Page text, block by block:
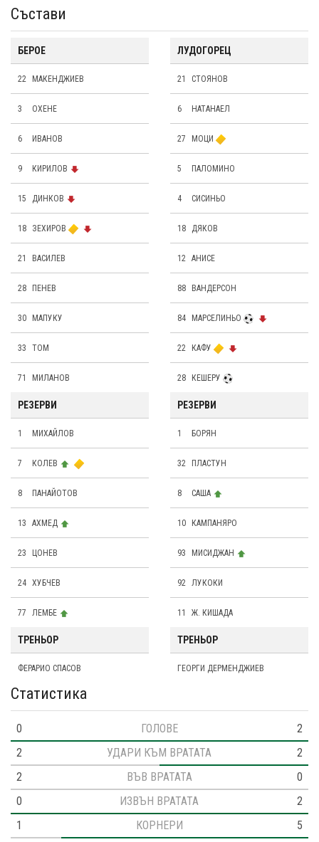
Състави
БЕРОЕ
22 МАКЕНДЖИЕВ
3 ОХЕНЕ
6 ИВАНОВ
9 КИРИЛОВ
15 ДИНКОВ
18 ЗЕХИРОВ
21 ВАСИЛЕВ
28 ПЕНЕВ
30 МАПУКУ
33 ТОМ
71 МИЛАНОВ
РЕЗЕРВИ
1 МИХАЙЛОВ
7 КОЛЕВ
8 ПАНАЙОТОВ
13 АХМЕД
23 ЦОНЕВ
24 ХУБЧЕВ
77 ЛЕМБЕ
ЛУДОГОРЕЦ
21 СТОЯНОВ
6 НАТАНАЕЛ
27 МОЦИ
5 ПАЛОМИНО
4 СИСИНЬО
18 ДЯКОВ
12 АНИСЕ
88 ВАНДЕРСОН
84 МАРСЕЛИНЬО
22 КАФУ
28 КЕШЕРУ
РЕЗЕРВИ
1 БОРЯН
32 ПЛАСТУН
8 САША
10 КАМПАНЯРО
93 МИСИДЖАН
92 ЛУКОКИ
11 Ж. КИШАДА
ТРЕНЬОР
ФЕРАРИО СПАСОВ
ТРЕНЬОР
ГЕОРГИ ДЕРМЕНДЖИЕВ
Статистика
0 ГОЛОВЕ
2
2
УДАРИ КЪМ ВРАТАТА
2
2
ВЪВ ВРАТАТА
0
0
ИЗВЪН ВРАТАТА
2
1
КОРНЕРИ
5